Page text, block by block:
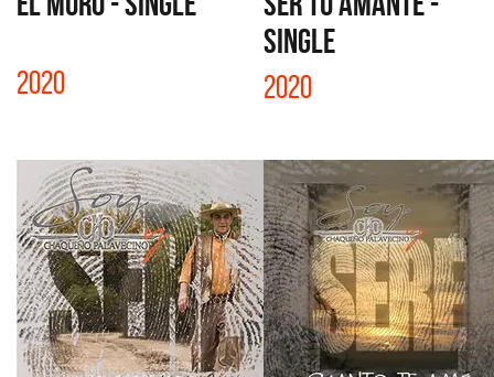
2020
SINGLE
2020